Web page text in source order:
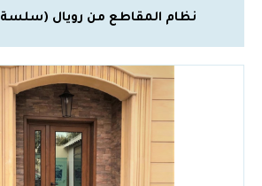
نظام المقاطع من رويال (سلسة 2000)